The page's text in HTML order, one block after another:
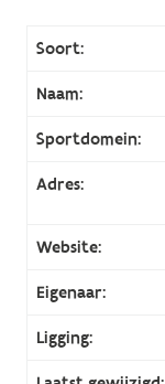
Soort:
Naam:
Sportdomein:
Adres:
Website:
Eigenaar:
Ligging: